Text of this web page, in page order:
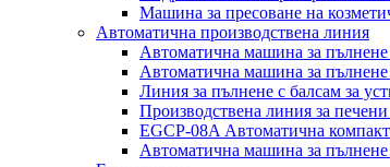
Машина за пресоване на
Автоматична производствена линия
Автоматична машина за пълнене
Автоматична машина за пълнене
Линия за пълнене с балсам за
Производствена линия за
EGCP-08A Автоматична
Автоматична машина за